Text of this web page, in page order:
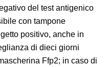
del test antigenico
con tampone
positivo, anche in
di dieci giorni
Ffp2; in caso di